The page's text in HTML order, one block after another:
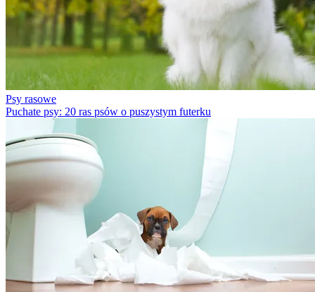
Psy rasowe
Puchate psy: 20 ras psów o puszystym futerku